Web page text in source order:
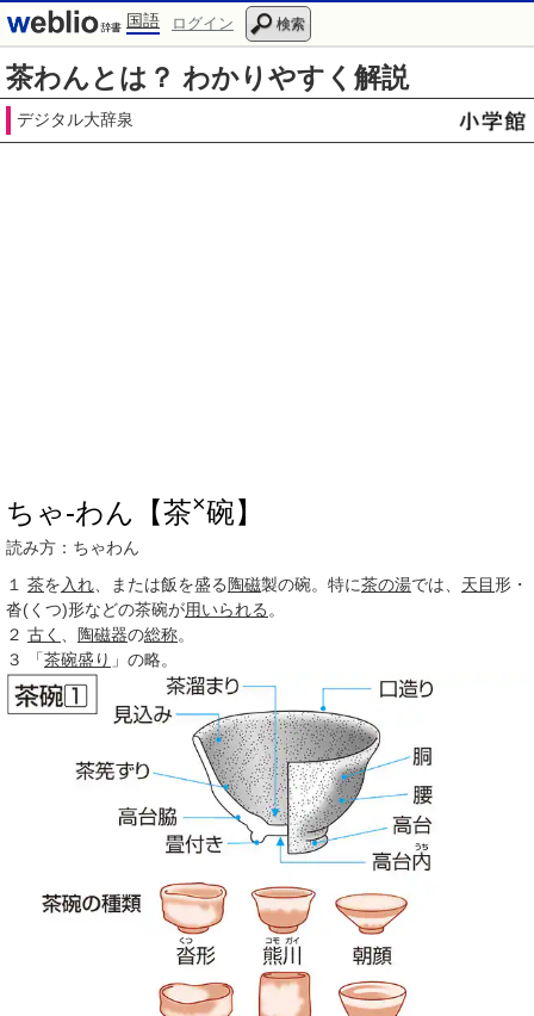
国語 ログイン 検索
茶わんとは？ わかりやすく解説
デジタル大辞泉
ちゃ‐わん【茶×碗】
読み方：ちゃわん
１
茶を 入れ 、または飯を盛る 陶磁製の碗。特に茶の湯では、 天目形・
沓(くつ)形などの茶碗が用いられる 。
２ 古く 陶磁器の総称。
３
「茶碗盛り 」の略。